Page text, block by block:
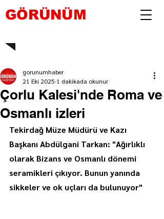
GÖRÜNÜM
Çorlu Kalesi'nde Roma ve
Osmanlı izleri
gorunumhaber
21 Eki 2025 1 dakikada okunur
Tekirdağ Müze Müdürü ve Kazı
Başkanı Abdülgani Tarkan: "Ağırlıklı
olarak Bizans ve Osmanlı dönemi
seramikleri çıkıyor. Bunun yanında
sikkeler ve ok uçları da bulunuyor"